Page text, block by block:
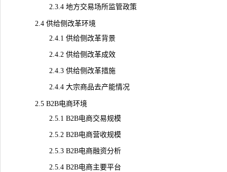
2.3.4 地方交易场所监管政策
2.4 供给侧改革环境
2.4.1 供给侧改革背景
2.4.2 供给侧改革成效
2.4.3 供给侧改革措施
2.4.4 大宗商品去产能情况
2.5 B2B电商环境
2.5.1 B2B电商交易规模
2.5.2 B2B电商营收规模
2.5.3 B2B电商融资分析
2.5.4 B2B电商主要平台